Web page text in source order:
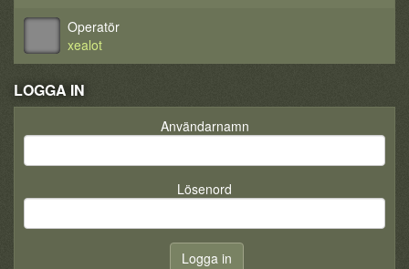
Operatör
xealot
LOGGA IN
Användarnamn
Lösenord